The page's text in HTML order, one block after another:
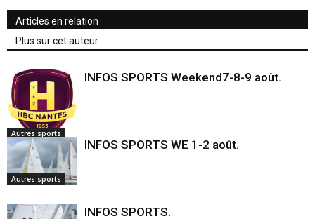
Articles en relation
Plus sur cet auteur
Autres sports
INFOS SPORTS Weekend7-8-9 août.
Autres sports
INFOS SPORTS WE 1-2 août.
INFOS SPORTS.